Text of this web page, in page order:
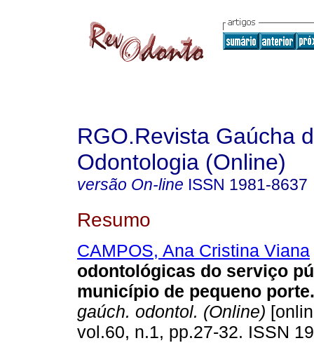
RGO.Revista Gaúcha
Odontologia (Online)
versão On-line ISSN 1981-8637
Resumo
CAMPOS, Ana Cristina Viana
odontológicas do serviço
município de pequeno porte.
gaúch. odontol. (Online)
vol.60, n.1, pp.27-32. ISSN